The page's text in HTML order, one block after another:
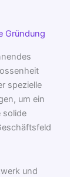
Gründung
spezielle
um ein
solide
und